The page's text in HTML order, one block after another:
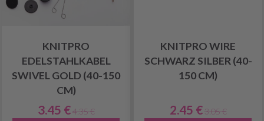
KNITPRO
EDELSTAHLKABEL
SWIVEL GOLD (40-150
CM)
3.45 € 4.35 €
KNITPRO WIRE
SCHWARZ SILBER (40-
150 CM)
2.45 € 3.05 €